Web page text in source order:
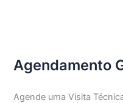
Agendamento
Agende uma Visita